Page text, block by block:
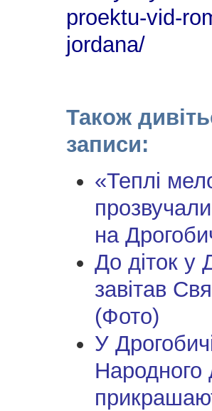
proektu-vid-
jordana/
Також
записи:
«Теплі
на
До діток у
завітав
(Фото)
У
Народного